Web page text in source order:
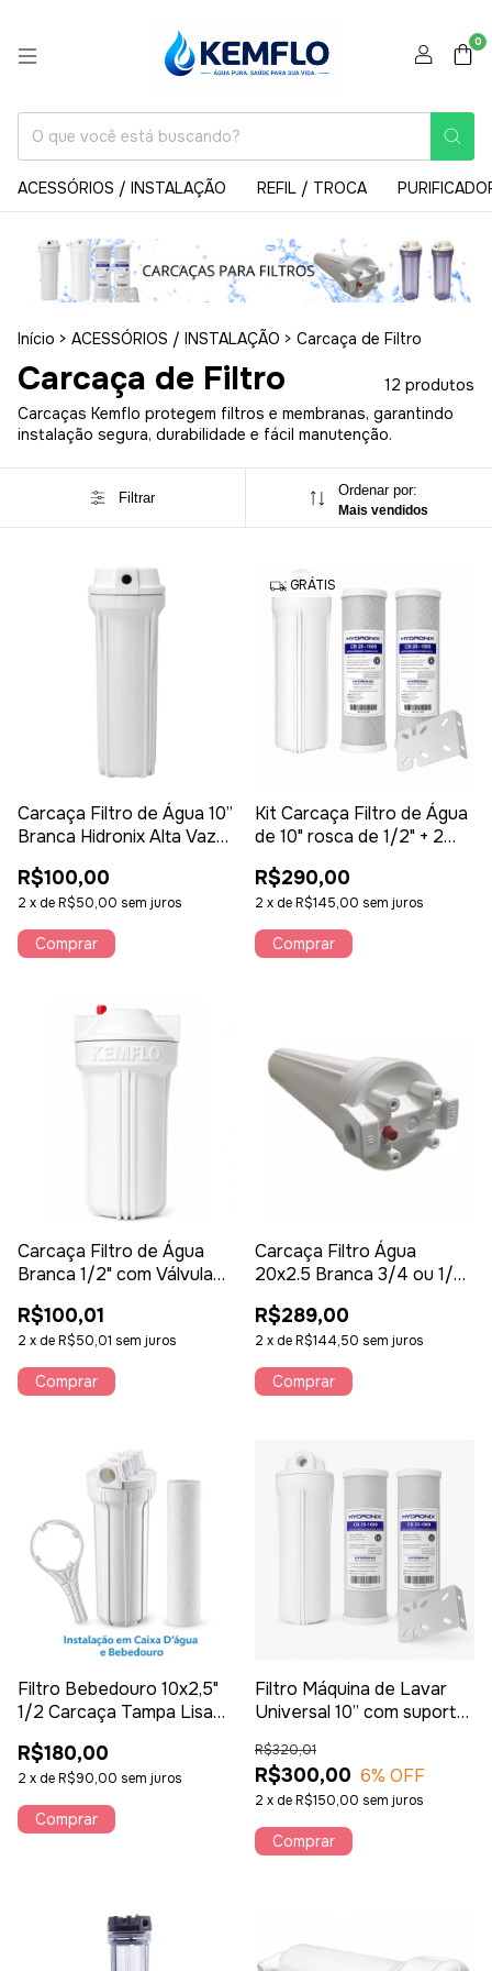
0
ACESSÓRIOS / INSTALAÇÃO REFIL / TROCA
Início > ACESSÓRIOS / INSTALAÇÃO > Carcaça de Filtro
Carcaça de Filtro
12 produtos
Carcaças Kemflo protegem filtros e membranas, garantindo
instalação segura, durabilidade e fácil manutenção.
Filtrar Ordenar por:
Mais vendidos
Carcaça Filtro de Água 10”
Branca Hidronix Alta Vazão
R$100,00
2 x deR$50,00 sem juros
Comprar
GRÁTIS
Kit Carcaça Filtro de Água
de 10" rosca de 1/2" + 2
+ Suporte
R$290,00
2 x deR$145,00 sem juros
Carcaça Filtro de Água
Branca 1/2" com Válvula
R$100,01
2 x deR$50,01 sem juros
Carcaça Filtro Água
20x2.5 Branca 3/4 ou 1/2
R$289,00
2 x deR$144,50 sem juros
Comprar
Filtro Bebedouro 10x2,5"
1/2 Carcaça Tampa Lisa
R$180,00
2 x deR$90,00 sem juros
Filtro Máquina de Lavar
Universal 10” com suporte
Equipamento
R$300,00
R$320,01
6% OFF
2 x deR$150,00 sem juros